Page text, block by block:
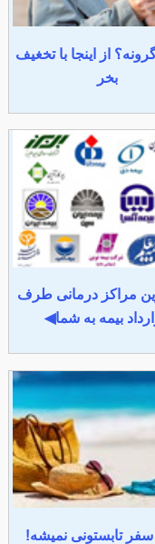
از اینجا با تخغیف
بخر
مراکز درمانی طرف
بیمه به شما◀
تابستونی نمیشه!